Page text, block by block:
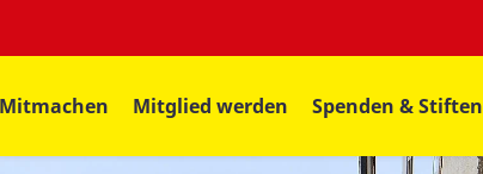
Mitmachen Mitglied werden Spenden & Stiften